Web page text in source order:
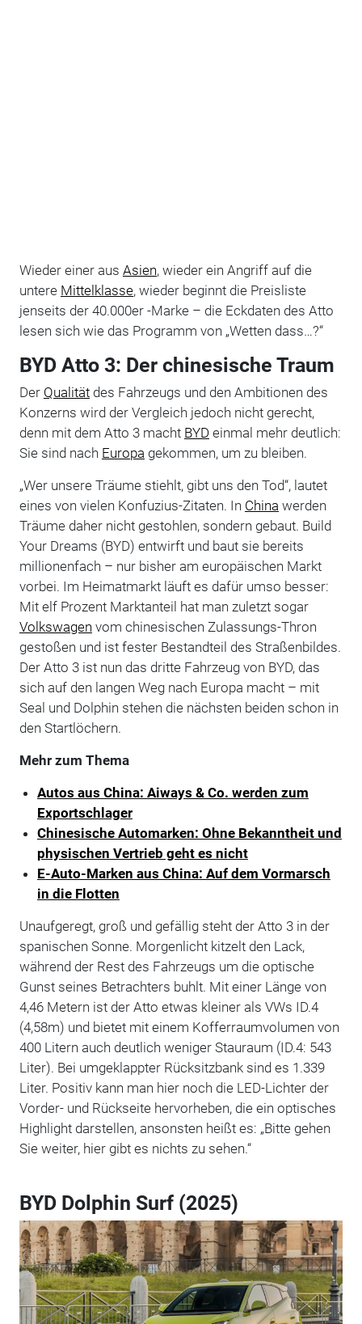
Wieder einer aus Asien, wieder ein Angriff auf die
untere Mittelklasse, wieder beginnt die Preisliste
jenseits der 40.000er -Marke – die Eckdaten des Atto
lesen sich wie das Programm von „Wetten dass…?“
BYD Atto 3: Der chinesische Traum
Der Qualitätdes Fahrzeugs und den Ambitionen des
Konzerns wird der Vergleich jedoch nicht gerecht,
denn mit dem Atto 3 macht BYD einmal mehr deutlich:
Sie sind nach Europa gekommen, um zu bleiben.
„Wer unsere Träume stiehlt, gibt uns den Tod“, lautet
eines von vielen Konfuzius-Zitaten. In China werden
Träume daher nicht gestohlen, sondern gebaut. Build
Your Dreams (BYD) entwirft und baut sie bereits
millionenfach – nur bisher am europäischen Markt
vorbei. Im Heimatmarkt läuft es dafür umso besser:
Mit elf Prozent Marktanteil hat man zuletzt sogar
Volkswagen vom chinesischen Zulassungs-Thron
gestoßen und ist fester Bestandteil des Straßenbildes.
Der Atto 3 ist nun das dritte Fahrzeug von BYD, das
sich auf den langen Weg nach Europa macht – mit
Seal und Dolphin stehen die nächsten beiden schon in
den Startlöchern.
Mehr zum Thema
Autos aus China: Aiways & Co. werden zum
Exportschlager
Chinesische Automarken: Ohne Bekanntheit und
physischen Vertrieb geht es nicht
E-Auto-Marken aus China: Auf dem Vormarsch
in die Flotten
Unaufgeregt, groß und gefällig steht der Atto 3 in der
spanischen Sonne. Morgenlicht kitzelt den Lack,
während der Rest des Fahrzeugs um die optische
Gunst seines Betrachters buhlt. Mit einer Länge von
4,46 Metern ist der Atto etwas kleiner als VWs ID.4
(4,58m) und bietet mit einem Kofferraumvolumen von
400 Litern auch deutlich weniger Stauraum (ID.4: 543
Liter). Bei umgeklappter Rücksitzbank sind es 1.339
Liter. Positiv kann man hier noch die LED-Lichter der
Vorder- und Rückseite hervorheben, die ein optisches
Highlight darstellen, ansonsten heißt es: „Bitte gehen
Sie weiter, hier gibt es nichts zu sehen.“
BYD Dolphin Surf (2025)